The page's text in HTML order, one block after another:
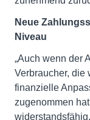
Neue
Niveau
„Auch wenn der
Verbraucher, die
finanzielle
zugenommen